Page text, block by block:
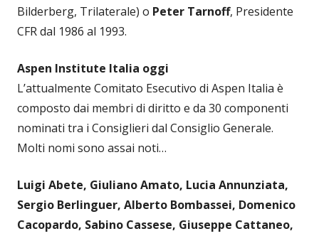
Bilderberg, Trilaterale) o Peter Tarnoff, Presidente
CFR dal 1986 al 1993.
Aspen Institute Italia oggi
L’attualmente Comitato Esecutivo di Aspen Italia è
composto dai membri di diritto e da 30 componenti
nominati tra i Consiglieri dal Consiglio Generale.
Molti nomi sono assai noti…
Luigi Abete, Giuliano Amato, Lucia Annunziata,
Sergio Berlinguer, Alberto Bombassei, Domenico
Cacopardo, Sabino Cassese, Giuseppe Cattaneo,